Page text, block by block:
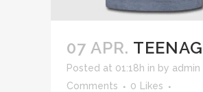
07 APR.
Posted at 01:18h in by admin
Comments
0
Likes